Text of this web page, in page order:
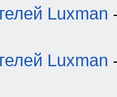
Luxman
Luxman